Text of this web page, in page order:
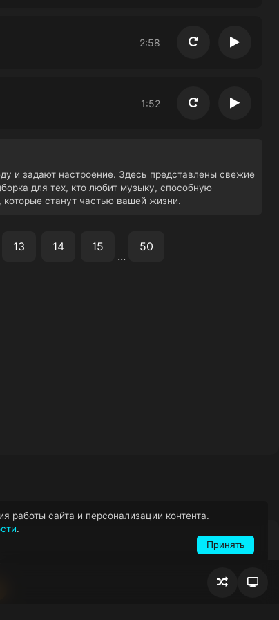
2:58 Повторить
1:52 Повторить
и задают настроение. Здесь представлены свежие
для тех, кто любит музыку, способную
станут частью вашей жизни.
13 14 15
...
50
Случайное
сайта и персонализации контента.
.
Принять